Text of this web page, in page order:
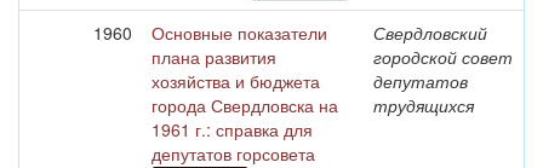
1960
Основные показатели
плана развития
хозяйства и бюджета
города Свердловска на
1961 г.: справка для
депутатов горсовета
Свердловский
городской совет
депутатов
трудящихся